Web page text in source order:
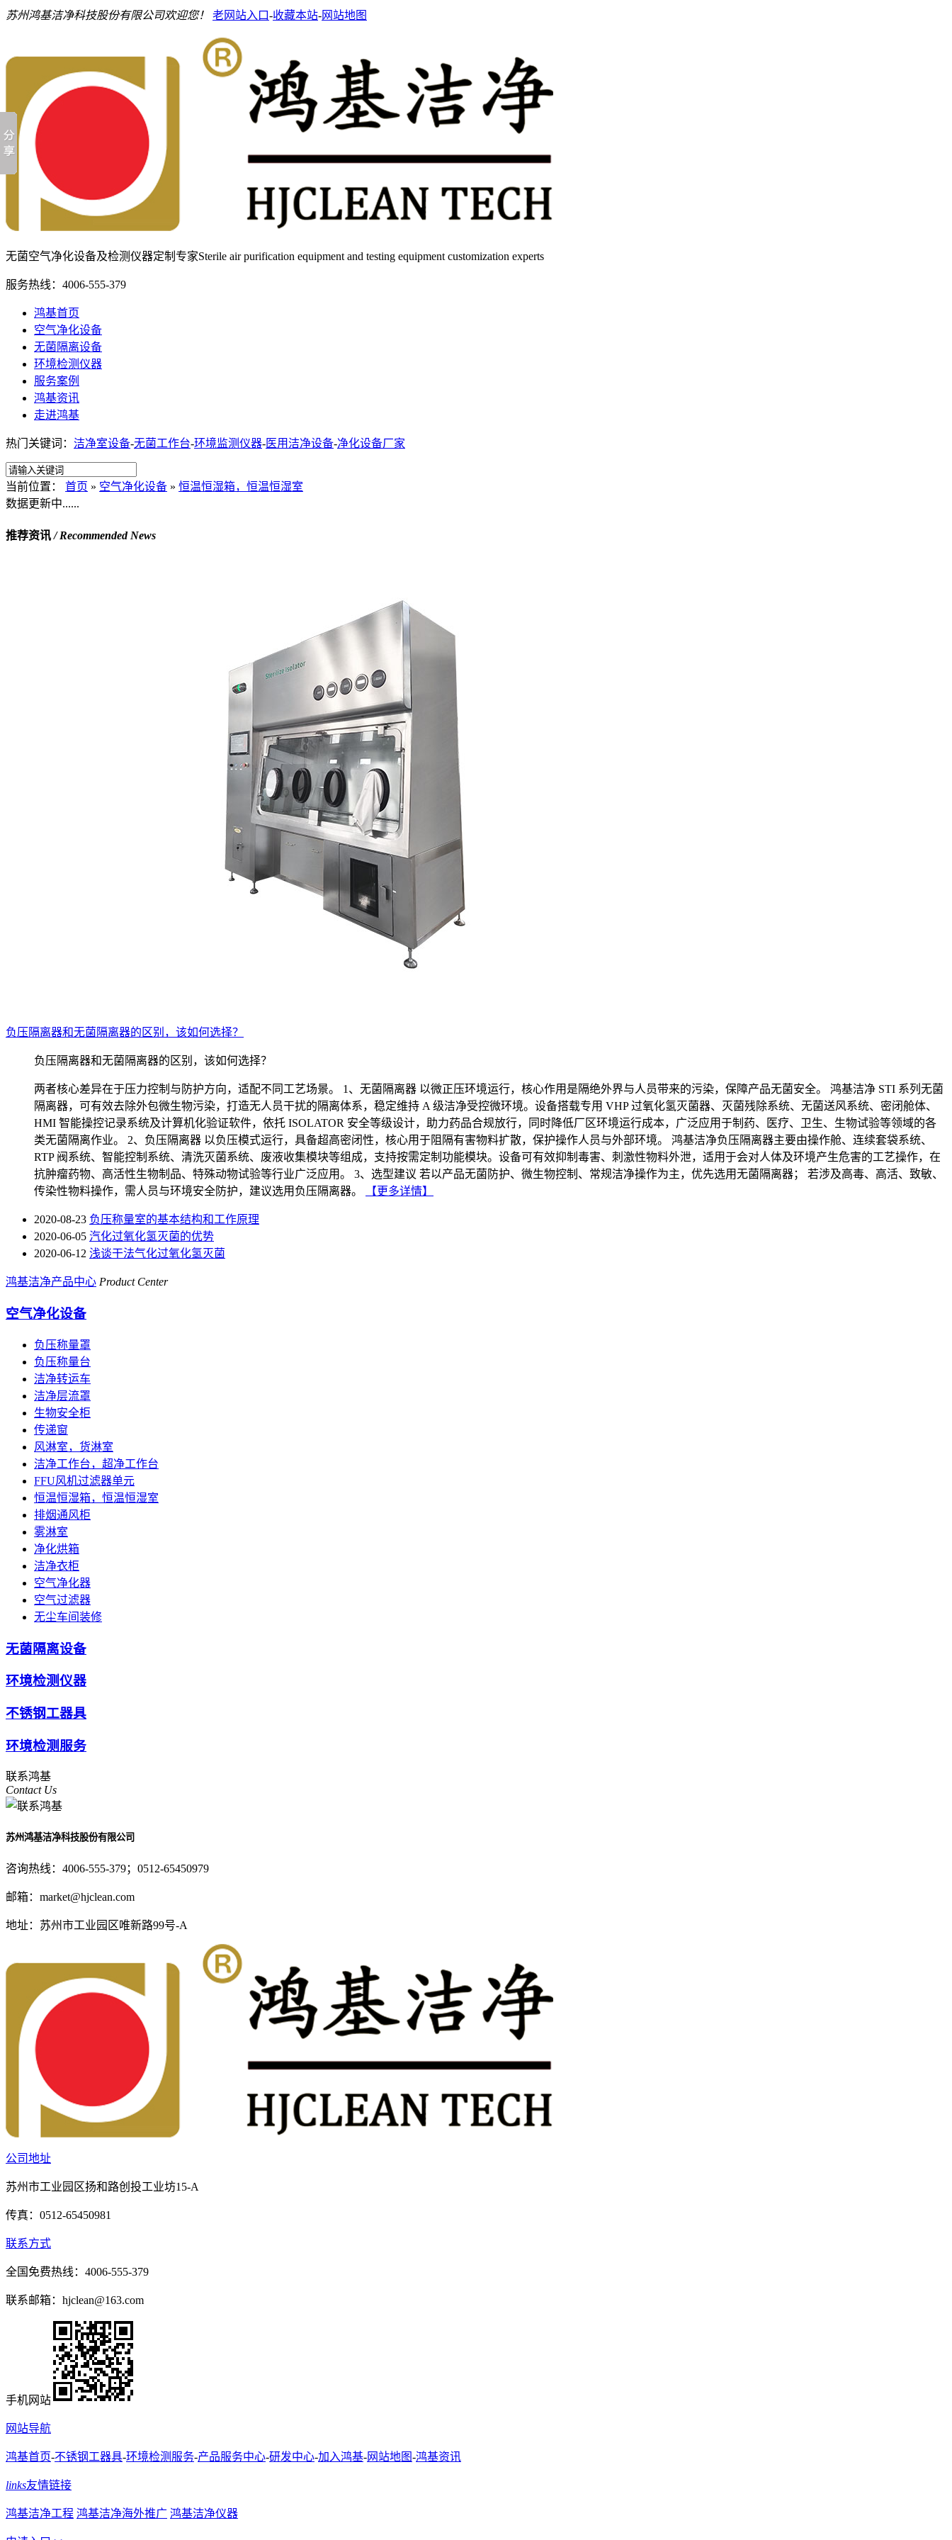
苏州鸿基洁净科技股份有限公司欢迎您！ 老网站入口-收藏本站-网站地图
无菌空气净化设备及检测仪器定制专家Sterile air purification equipment and testing equipment customization experts
服务热线： 4006-555-379
鸿基首页
空气净化设备
无菌隔离设备
环境检测仪器
服务案例
鸿基资讯
走进鸿基
热门关键词： 洁净室设备-无菌工作台-环境监测仪器-医用洁净设备-净化设备厂家
当前位置： 首页 » 空气净化设备 » 恒温恒湿箱，恒温恒湿室
数据更新中......
推荐资讯/ Recommended News
负压隔离器和无菌隔离器的区别，该如何选择？
负压隔离器和无菌隔离器的区别，该如何选择？
两者核心差异在于压力控制与防护方向，适配不同工艺场景。 1、无菌隔离器 以微正压环境运行，核心作用是隔绝外界与人员带来的污染，保障产品无菌安全。 鸿基洁净 STI 系列无菌
隔离器，可有效去除外包微生物污染，打造无人员干扰的隔离体系，稳定维持 A 级洁净受控微环境。设备搭载专用 VHP 过氧化氢灭菌器、灭菌残除系统、无菌送风系统、密闭舱体、
HMI 智能操控记录系统及计算机化验证软件，依托 ISOLATOR 安全等级设计，助力药品合规放行，同时降低厂区环境运行成本，广泛应用于制药、医疗、卫生、生物试验等领域的各
类无菌隔离作业。 2、负压隔离器 以负压模式运行，具备超高密闭性，核心用于阻隔有害物料扩散，保护操作人员与外部环境。 鸿基洁净负压隔离器主要由操作舱、连续套袋系统、
RTP 阀系统、智能控制系统、清洗灭菌系统、废液收集模块等组成，支持按需定制功能模块。设备可有效抑制毒害、刺激性物料外泄，适用于会对人体及环境产生危害的工艺操作，在
抗肿瘤药物、高活性生物制品、特殊动物试验等行业广泛应用。 3、选型建议 若以产品无菌防护、微生物控制、常规洁净操作为主，优先选用无菌隔离器； 若涉及高毒、高活、致敏、
传染性物料操作，需人员与环境安全防护，建议选用负压隔离器。
【更多详情】
2020-08-23 负压称量室的基本结构和工作原理
2020-06-05 汽化过氧化氢灭菌的优势
2020-06-12 浅谈干法气化过氧化氢灭菌
鸿基洁净产品中心 Product Center
空气净化设备
负压称量罩
负压称量台
洁净转运车
洁净层流罩
生物安全柜
传递窗
风淋室，货淋室
洁净工作台，超净工作台
FFU风机过滤器单元
恒温恒湿箱，恒温恒湿室
排烟通风柜
雾淋室
净化烘箱
洁净衣柜
空气净化器
空气过滤器
无尘车间装修
无菌隔离设备
环境检测仪器
不锈钢工器具
环境检测服务
联系鸿基
Contact Us
苏州鸿基洁净科技股份有限公司
咨询热线： 4006-555-379；0512-65450979
邮箱： market@hjclean.com
地址： 苏州市工业园区唯新路99号-A
公司地址
苏州市工业园区扬和路创投工业坊15-A
传真：0512-65450981
联系方式
全国免费热线：4006-555-379
联系邮箱：hjclean@163.com
手机网站
网站导航
鸿基首页-不锈钢工器具-环境检测服务-产品服务中心-研发中心-加入鸿基-网站地图-鸿基资讯
links友情链接
鸿基洁净工程 鸿基洁净海外推广 鸿基洁净仪器